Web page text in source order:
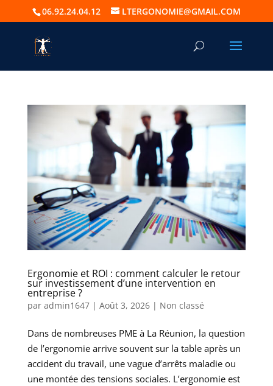
06.92.24.04.12 LTERGONOMIE@GMAIL.COM
Ergonomie et ROI : comment calculer le retour
sur investissement d’une intervention en
entreprise ?
par admin1647| Août 3, 2026| Non classé
Dans de nombreuses PME à La Réunion, la question
de l’ergonomie arrive souvent sur la table après un
accident du travail, une vague d’arrêts maladie ou
une montée des tensions sociales. L’ergonomie est